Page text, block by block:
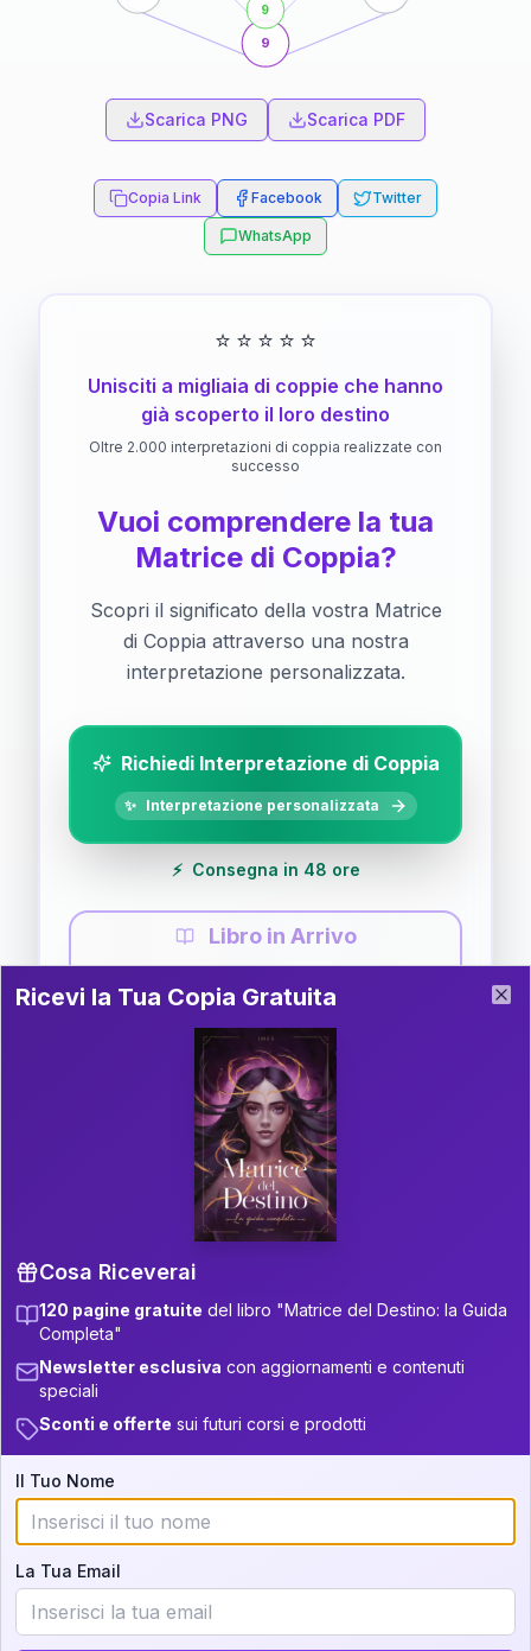
9
9
Scarica PNG Scarica PDF
Copia Link Facebook Twitter
WhatsApp
⭐ ⭐ ⭐ ⭐ ⭐
Unisciti a migliaia di coppie che hanno
già scoperto il loro destino
Oltre 2.000 interpretazioni di coppia realizzate con
successo
Vuoi comprendere la tua
Matrice di Coppia?
Scopri il significato della vostra Matrice
di Coppia attraverso una nostra
interpretazione personalizzata.
Richiedi Interpretazione di Coppia
✨ Interpretazione personalizzata
⚡ Consegna in 48 ore
Libro in Arrivo
Guida completa di Coppia
Il libro è in fase di scrittura. Iscriviti alla newsletter
per ricevere aggiornamenti!
P.S. Interpretazione parziale
gratuita
Scorri più in basso per vedere
un'interpretazione parziale gratuita della tua
Iscriviti alla newsletter per ricevere
aggiornamenti quando sarà disponibile.
Cosa scoprirete nella vostra
interpretazione:
💕 Come rafforzare la vostra unione
Ricevi la Tua Copia Gratuita del Libro
Ricevi la Tua Copia Gratuita
Cosa Riceverai
120 pagine gratuite del libro "Matrice del Destino: la Guida
Completa"
Newsletter esclusiva con aggiornamenti e contenuti
speciali
Sconti e offerte sui futuri corsi e prodotti
Il Tuo Nome
La Tua Email